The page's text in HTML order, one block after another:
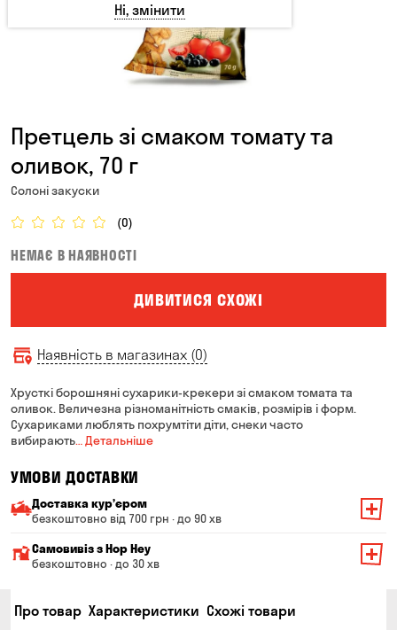
Претцель зі смаком томату та
оливок, 70 г
Солоні закуски
(0)
НЕМАЄ В НАЯВНОСТІ
ДИВИТИСЯ СХОЖІ
Наявність в магазинах (0)
Хрусткі борошняні сухарики-крекери зі смаком томата та
оливок. Величезна різноманітність смаків, розмірів і форм.
Сухариками люблять похрумтіти діти, снеки часто
вибирають… Детальніше
УМОВИ ДОСТАВКИ
Доставка курʼєром
безкоштовно від 700 грн · до 90 хв
Мінімальна сума всього замовлення — 200 грн
Вартість доставки залежить від суми всього замовлення:
Від 300 до 399 грн
Самовивіз з Hop Hey
безкоштовно · до 30 хв
Час складання замовлення — до 30 хв
Про товар Характеристики Схожі товари
Ні, змінити